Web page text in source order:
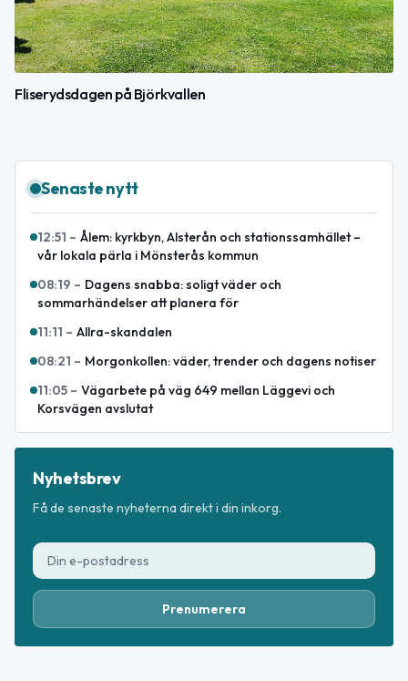
Fliserydsdagen på Björkvallen
Senaste nytt
12:51 – Ålem: kyrkbyn, Alsterån och stationssamhället –
vår lokala pärla i Mönsterås kommun
08:19 – Dagens snabba: soligt väder och
sommarhändelser att planera för
11:11 – Allra-skandalen
08:21 – Morgonkollen: väder, trender och dagens notiser
11:05 – Vägarbete på väg 649 mellan Läggevi och
Korsvägen avslutat
Nyhetsbrev
Få de senaste nyheterna direkt i din inkorg.
Prenumerera